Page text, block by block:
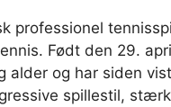
professionel
Født den 29.
alder og har siden
spillestil,